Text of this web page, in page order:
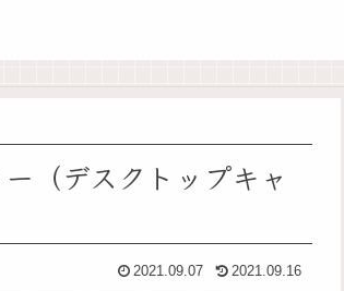
（デスクトップキャ
2021.09.07 2021.09.16